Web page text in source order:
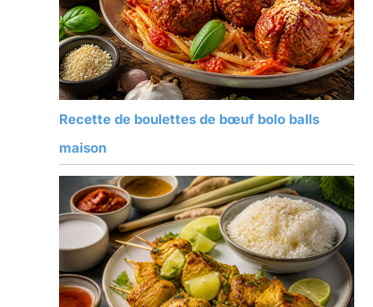
Recette de boulettes de bœuf bolo balls
maison